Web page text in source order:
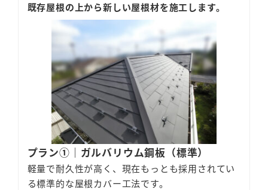
既存屋根の上から新しい屋根材を施工します。
プラン①｜ガルバリウム鋼板（標準）
軽量で耐久性が高く、現在もっとも採用されてい
る標準的な屋根カバー工法です。